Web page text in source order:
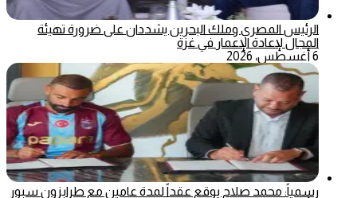
الرئيس المصري وملك البحرين يشددان على ضرورة تهيئة
المجال لإعادة الإعمار في غزة
6 أغسطس، 2026
رسمياً: محمد صلاح يوقع عقداً لمدة عامين مع طرابزون سبور